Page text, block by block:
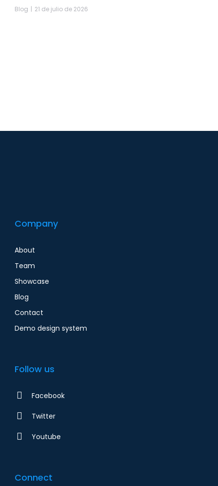
Blog 21 de julio de 2026
Company
About
Team
Showcase
Blog
Contact
Demo design system
Follow us
Facebook
Twitter
Youtube
Connect